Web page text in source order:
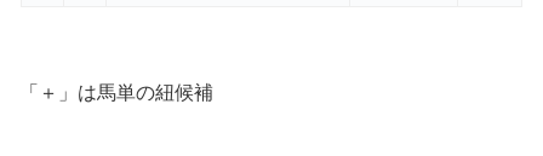
「＋」は馬単の紐候補